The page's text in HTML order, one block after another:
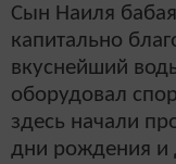
Сын Наиля
капитально
вкуснейший
оборудовал
здесь начали
дни рождения и